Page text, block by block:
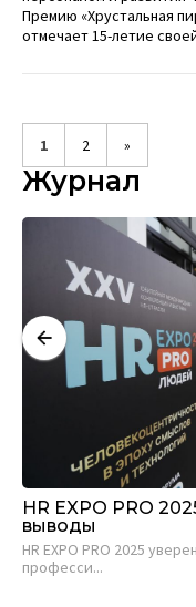
Премию «Хрустальная
отмечает 15-летие
1 2 »
Журнал
HR EXPO PRO
выводы
HR EXPO PRO 2025
професси...